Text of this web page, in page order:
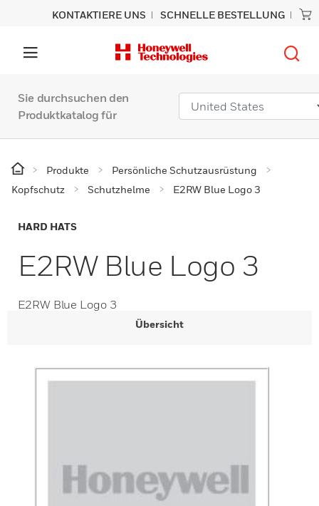
KONTAKTIERE UNS SCHNELLE BESTELLUNG
Sie durchsuchen den
Produktkatalog für
Produkte
Persönliche Schutzausrüstung
Kopfschutz
Schutzhelme E2RW Blue Logo 3
HARD HATS
E2RW Blue Logo 3
E2RW Blue Logo 3
Übersicht